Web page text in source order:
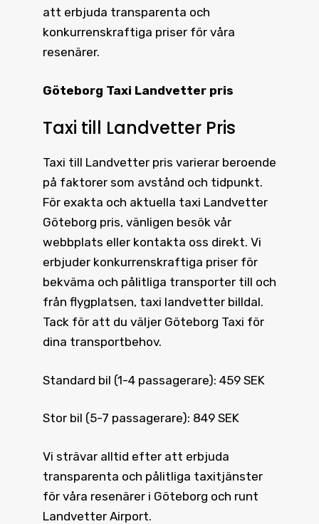
att erbjuda transparenta och
konkurrenskraftiga priser för våra
resenärer.
Göteborg Taxi Landvetter pris
Taxi till Landvetter Pris
Taxi till Landvetter pris varierar beroende
på faktorer som avstånd och tidpunkt.
För exakta och aktuella taxi Landvetter
Göteborg pris, vänligen besök vår
webbplats eller kontakta oss direkt. Vi
erbjuder konkurrenskraftiga priser för
bekväma och pålitliga transporter till och
från flygplatsen, taxi landvetter billdal.
Tack för att du väljer Göteborg Taxi för
dina transportbehov.
Standard bil (1-4 passagerare): 459 SEK
Stor bil (5-7 passagerare): 849 SEK
Vi strävar alltid efter att erbjuda
transparenta och pålitliga taxitjänster
för våra resenärer i Göteborg och runt
Landvetter Airport.